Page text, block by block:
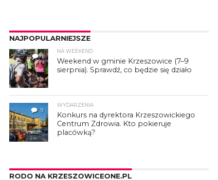
NAJPOPULARNIEJSZE
1
NA WEEKEND
Weekend w gminie Krzeszowice (7–9
sierpnia). Sprawdź, co będzie się działo
9
WYDARZENIA
Konkurs na dyrektora Krzeszowickiego
Centrum Zdrowia. Kto pokieruje
placówką?
RODO NA KRZESZOWICEONE.PL